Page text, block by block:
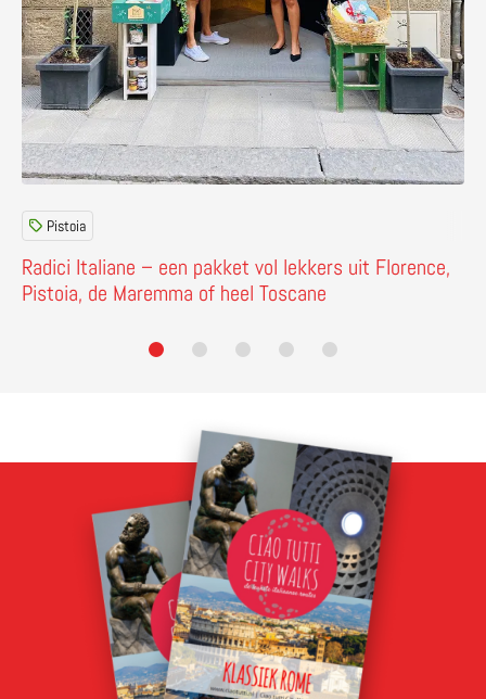
Radici Italiane – een pakket vol lekkers uit Florence,
Pistoia, de Maremma of heel Toscane
Pistoia